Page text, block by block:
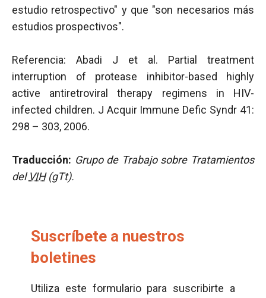
estudio retrospectivo" y que "son necesarios más
estudios prospectivos".
Referencia: Abadi J et al. Partial treatment
interruption of protease inhibitor-based highly
active antiretroviral therapy regimens in HIV-
infected children. J Acquir Immune Defic Syndr 41:
298 – 303, 2006.
Traducción: Grupo de Trabajo sobre Tratamientos
delVIH(gTt).
Suscríbete a nuestros
boletines
Utiliza este formulario para suscribirte a